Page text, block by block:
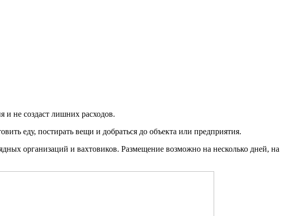
и не создаст лишних расходов.
еду, постирать вещи и добраться до объекта или предприятия.
организаций и вахтовиков. Размещение возможно на несколько дней, на